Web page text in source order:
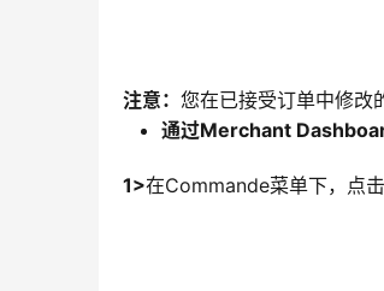
注意： 您在已接受订单中修改
通过Merchant
1>在Commande菜单下，点